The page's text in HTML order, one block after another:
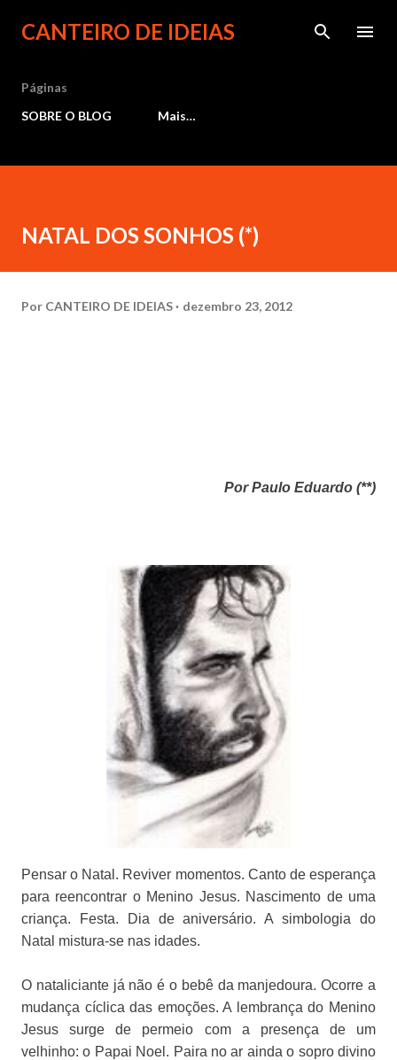
Pular para o conteúdo principal
CANTEIRO DE IDEIAS
Páginas
SOBRE O BLOG
Mais…
NATAL DOS SONHOS (*)
Por CANTEIRO DE IDEIAS dezembro 23, 2012
Por Paulo Eduardo (**)
Pensar o Natal. Reviver momentos. Canto de esperança
para reencontrar o Menino Jesus. Nascimento de uma
criança. Festa. Dia de aniversário. A simbologia do
Natal mistura-se nas idades.
O nataliciante já não é o bebê da manjedoura. Ocorre a
mudança cíclica das emoções. A lembrança do Menino
Jesus surge de permeio com a presença de um
velhinho: o Papai Noel. Paira no ar ainda o sopro divino